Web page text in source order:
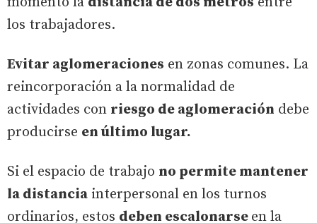
los trabajadores.
Evitar aglomeraciones en zonas comunes. La
reincorporación a la normalidad de
actividades con riesgo de aglomeración debe
producirse en último lugar.
Si el espacio de trabajo no permite mantener
la distancia interpersonal en los turnos
ordinarios, estos deben escalonarse en la